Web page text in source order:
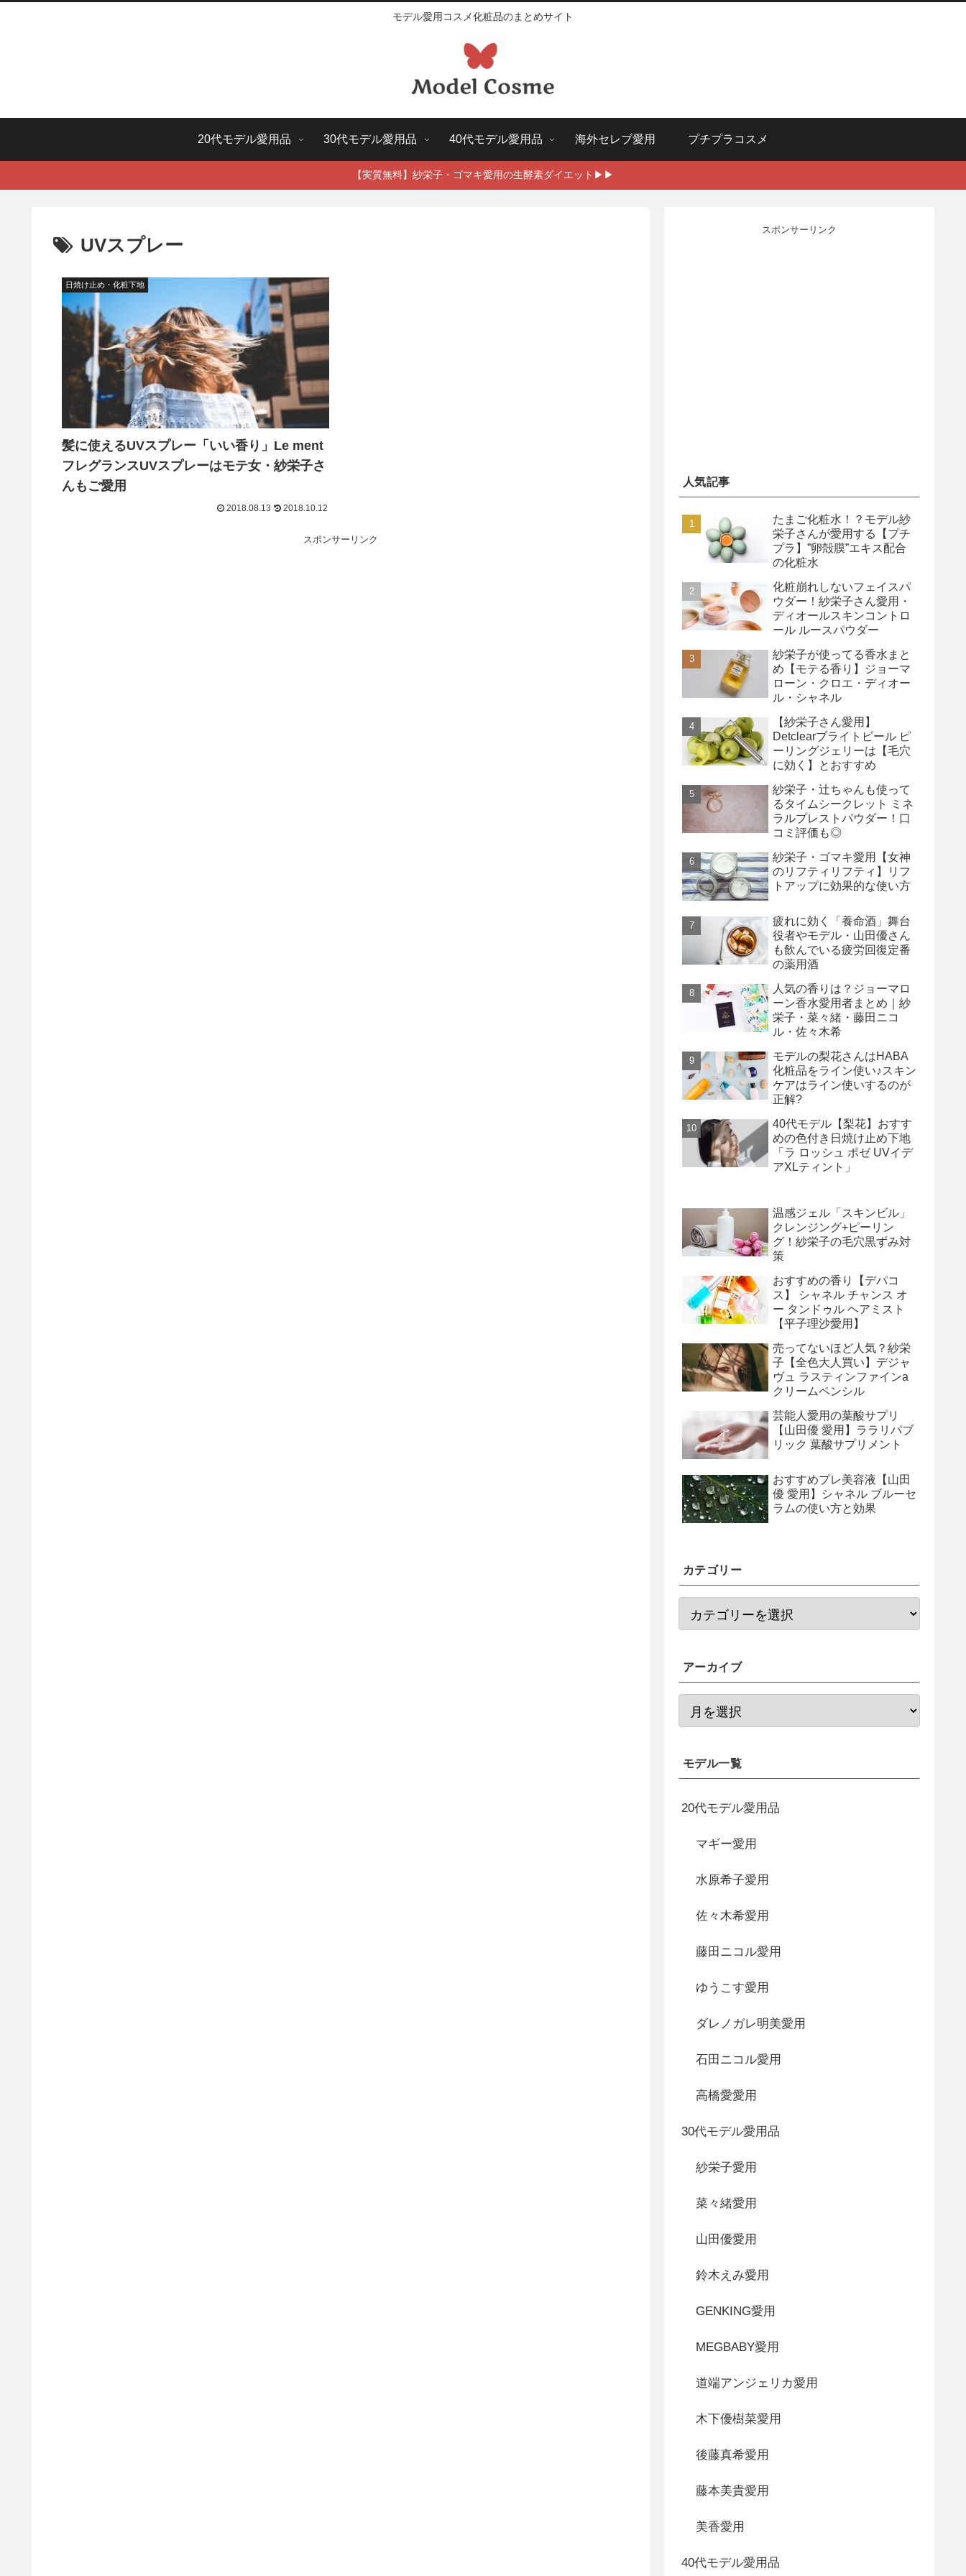
モデル愛用コスメ化粧品のまとめサイト
20代モデル愛用品 30代モデル愛用品 40代モデル愛用品 海外セレブ愛用 プチプラコスメ
【実質無料】紗栄子・ゴマキ愛用の生酵素ダイエット▶▶
UVスプレー
日焼け止め・化粧下地
髪に使えるUVスプレー「いい香り」Le ment
フレグランスUVスプレーはモテ女・紗栄子さ
んもご愛用
2018.08.13 2018.10.12
スポンサーリンク
スポンサーリンク
人気記事
たまご化粧水！？モデル紗
栄子さんが愛用する【プチ
プラ】”卵殻膜”エキス配合
の化粧水
化粧崩れしないフェイスパ
ウダー！紗栄子さん愛用・
ディオールスキンコントロ
ール ルースパウダー
紗栄子が使ってる香水まと
め【モテる香り】ジョーマ
ローン・クロエ・ディオー
ル・シャネル
【紗栄子さん愛用】
Detclearブライトピール ピ
ーリングジェリーは【毛穴
に効く】とおすすめ
紗栄子・辻ちゃんも使って
るタイムシークレット ミネ
ラルプレストパウダー！口
コミ評価も◎
紗栄子・ゴマキ愛用【女神
のリフティリフティ】リフ
トアップに効果的な使い方
疲れに効く「養命酒」舞台
役者やモデル・山田優さん
も飲んでいる疲労回復定番
の薬用酒
人気の香りは？ジョーマロ
ーン香水愛用者まとめ｜紗
栄子・菜々緒・藤田ニコ
ル・佐々木希
モデルの梨花さんはHABA
化粧品をライン使い♪スキン
ケアはライン使いするのが
正解?
40代モデル【梨花】おすす
めの色付き日焼け止め下地
「ラ ロッシュ ポゼ UVイデ
アXLティント」
温感ジェル「スキンビル」
クレンジング+ピーリン
グ！紗栄子の毛穴黒ずみ対
策
おすすめの香り【デパコ
ス】 シャネル チャンス オ
ー タンドゥル ヘアミスト
【平子理沙愛用】
売ってないほど人気？紗栄
子【全色大人買い】デジャ
ヴュ ラスティンファインa
クリームペンシル
芸能人愛用の葉酸サプリ
【山田優 愛用】ララリパブ
リック 葉酸サプリメント
おすすめプレ美容液【山田
優 愛用】シャネル ブルーセ
ラムの使い方と効果
カテゴリー
アーカイブ
モデル一覧
20代モデル愛用品
マギー愛用
水原希子愛用
佐々木希愛用
藤田ニコル愛用
ゆうこす愛用
ダレノガレ明美愛用
石田ニコル愛用
高橋愛愛用
30代モデル愛用品
紗栄子愛用
菜々緒愛用
山田優愛用
鈴木えみ愛用
GENKING愛用
MEGBABY愛用
道端アンジェリカ愛用
木下優樹菜愛用
後藤真希愛用
藤本美貴愛用
美香愛用
40代モデル愛用品